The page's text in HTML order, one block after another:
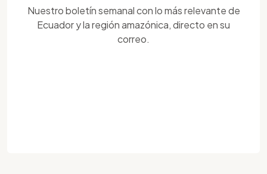
Nuestro boletín semanal con lo más relevante de
Ecuador y la región amazónica, directo en su
correo.